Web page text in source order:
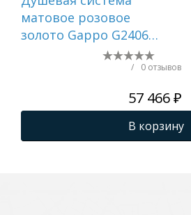
матовое розовое
золото Gappo G2406-
/ 0 отзывов
57 466 ₽
В корзину